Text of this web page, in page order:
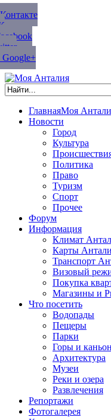
ГлавнаяМоя
Новости
Город
Культура
Политика
Право
Туризм
Спорт
Прочее
Форум
Информация
Климат
Карты
Транспорт
Визовый
Покупка
Магазины и
Что посетить
Водопады
Пещеры
Парки
Горы и
Архитектура
Музеи
Реки и озера
Развлечения
Репортажи
Фотогалерея